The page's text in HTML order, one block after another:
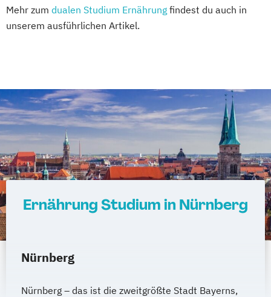
Mehr zum dualen Studium Ernährung findest du auch in
unserem ausführlichen Artikel.
Ernährung Studium in Nürnberg
Nürnberg
Nürnberg – das ist die zweitgrößte Stadt Bayerns,